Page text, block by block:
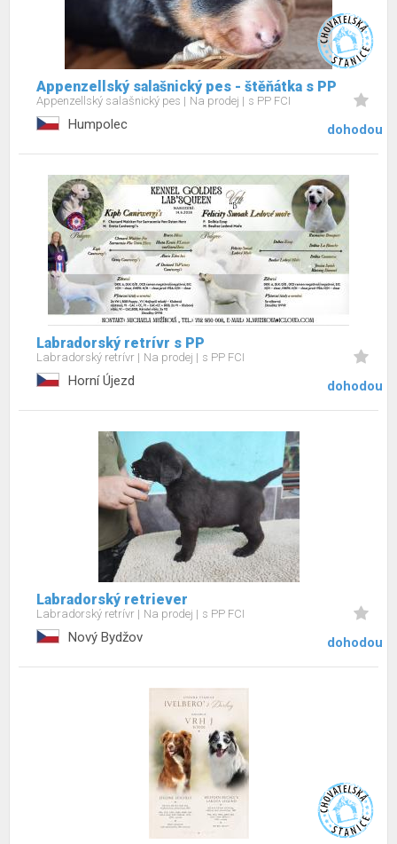
Appenzellský salašnický pes - štěňátka s PP
Appenzellský salašnický pes Na prodej s PP FCI
Humpolec dohodou
Labradorský retrívr s PP
Labradorský retrívr Na prodej s PP FCI
Horní Újezd dohodou
Labradorský retriever
Labradorský retrívr Na prodej s PP FCI
Nový Bydžov dohodou